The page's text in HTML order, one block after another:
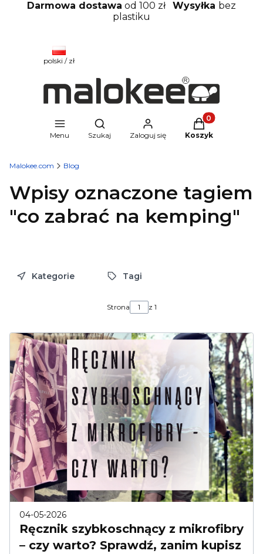
Darmowa dostawa od 100 zł Wysyłka bez
plastiku
polski / zł
Menu
Otwórz wyszukiwarkę
Szukaj Zaloguj się
Produkty w
Koszyk
Malokee.com Blog
Wpisy oznaczone tagiem
"co zabrać na kemping"
Kategorie Tagi
Strona z 1
04-05-2026
Ręcznik szybkoschnący z mikrofibry
– czy warto? Sprawdź, zanim kupisz